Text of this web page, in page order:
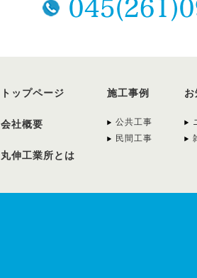
トップページ
会社概要
丸伸工業所とは
施工事例
公共工事
民間工事